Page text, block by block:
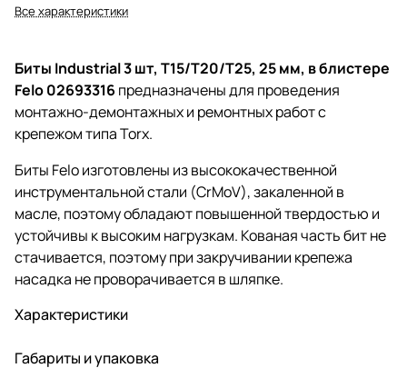
Все характеристики
Биты Industrial 3 шт, T15/T20/T25, 25 мм, в блистере
Felo 02693316 предназначены для проведения
монтажно-демонтажных и ремонтных работ с
крепежом типа Torx.
Биты Felo изготовлены из высококачественной
инструментальной стали (CrMoV), закаленной в
масле, поэтому обладают повышенной твердостью и
устойчивы к высоким нагрузкам. Кованая часть бит не
стачивается, поэтому при закручивании крепежа
насадка не проворачивается в шляпке.
Характеристики
Габариты и упаковка